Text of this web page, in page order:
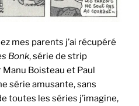
mes parents j’ai récupéré
Bonk, série de strip
Manu Boisteau et Paul
série amusante, sans
toutes les séries j’imagine,